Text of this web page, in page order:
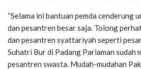
“Selama ini bantuan pemda cenderung
dan pesantren besar saja. Tolong
dan pesantren syattariyah seperti
Suhatri Bur di Padang Pariaman sudah
pesantren swasta. Mudah-mudahan